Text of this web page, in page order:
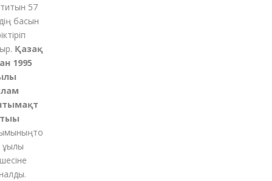
57
басын
Қазақ
1995
то